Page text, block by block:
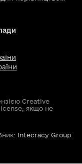
Creative
якщо не
Intecracy Group